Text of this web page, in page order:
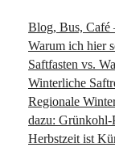
Blog, Bus, Café
Warum ich hier
Saftfasten vs.
Winterliche
Regionale
dazu: Grünkohl-
Herbstzeit ist